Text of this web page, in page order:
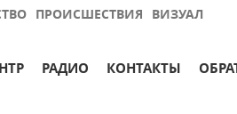
ПРОИСШЕСТВИЯ ВИЗУАЛ
РАДИО КОНТАКТЫ